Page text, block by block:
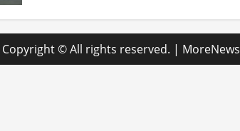
Rumput
Laut,
Dari
Penanaman
hingga
Copyright © All rights reserved. | MoreNews